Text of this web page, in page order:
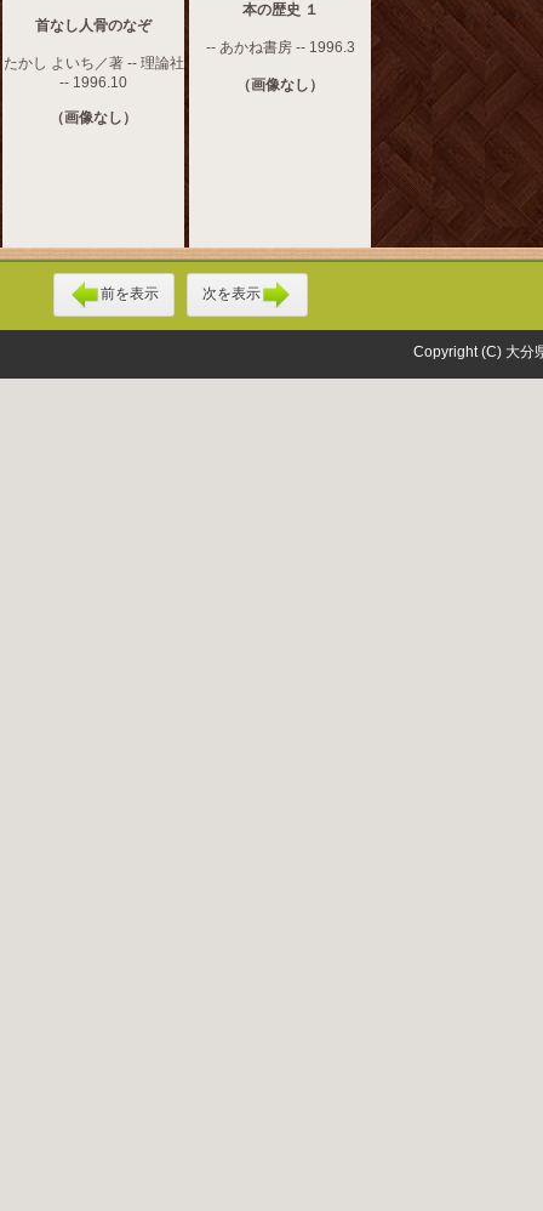
首なし人骨のなぞ
たかし よいち／著 -- 理論社
-- 1996.10
（画像なし）
本の歴史 １
-- あかね書房 -- 1996.3
（画像なし）
前を表示 次を表示
Copyright (C) 大分